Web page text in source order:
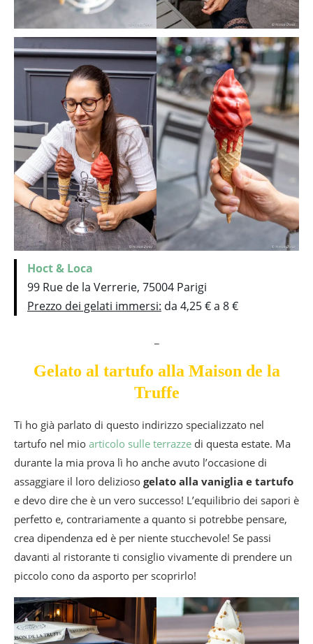
Hoct& Loca
99 Rue de la Verrerie, 75004 Parigi
Prezzo dei gelati immersi: da 4,25 € a 8 €
Gelato al tartufo alla Maison de la
Truffe
Ti ho già parlato di questo indirizzo specializzato nel
tartufo nel mio articolo sulle terrazze di questa estate. Ma
durante la mia prova lì ho anche avuto l’occasione di
assaggiare il loro delizioso gelato alla vaniglia e tartufo
e devo dire che è un vero successo! L’equilibrio dei sapori è
perfetto e, contrariamente a quanto si potrebbe pensare,
crea dipendenza ed è per niente stucchevole! Se passi
davanti al ristorante ti consiglio vivamente di prendere un
piccolo cono da asporto per scoprirlo!